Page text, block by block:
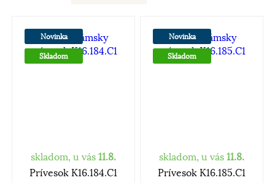
Novinka
Skladom
skladom, u vás 11.8.
Prívesok K16.184.C1
Novinka
Skladom
skladom, u vás 11.8.
Prívesok K16.185.C1